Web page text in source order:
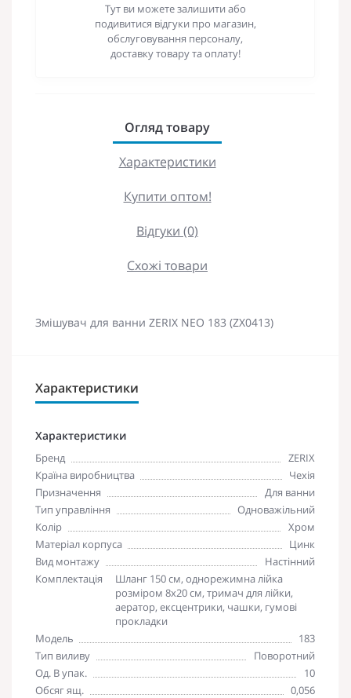
Тут ви можете залишити або
подивитися відгуки про магазин,
обслуговування персоналу,
доставку товару та оплату!
Огляд товару
Характеристики
Купити оптом!
Відгуки (0)
Схожі товари
Змішувач для ванни ZERIX NEO 183 (ZX0413)
Характеристики
Характеристики
Бренд
ZERIX
Країна виробництва
Чехія
Призначення
Для ванни
Тип управління
Одноважільний
Колір
Хром
Матеріал корпуса
Цинк
Вид монтажу
Настінний
Комплектація
Шланг 150 см, однорежимна лійка
розміром 8х20 см, тримач для лійки,
аератор, ексцентрики, чашки, гумові
прокладки
Модель
183
Тип виливу
Поворотний
Од. В упак.
10
Обсяг ящ.
0,056